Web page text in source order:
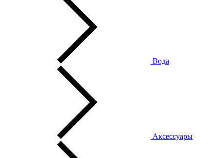
Вода
Аксессуары